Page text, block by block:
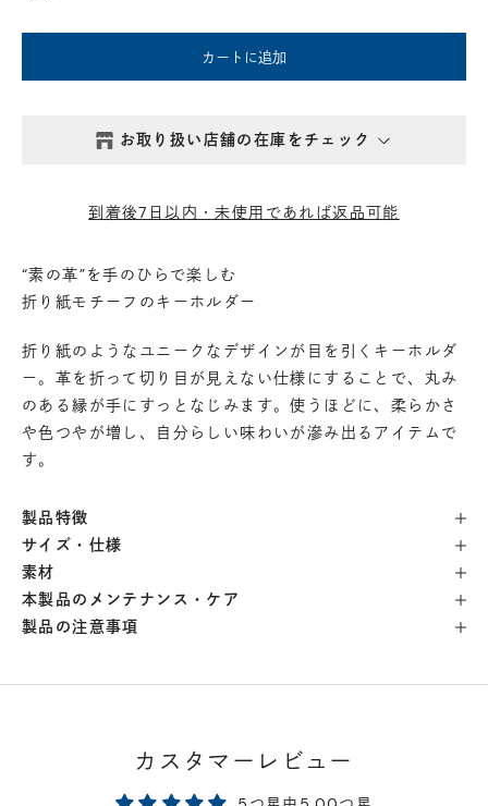
カートに追加
お取り扱い店舗の在庫をチェック
丸の内店 - 在庫 - △
渋谷店- 在庫 - △
六本木店- 在庫 -△
自由が丘店
横浜店- 在庫 -
軽井澤工房店- 在庫 -△
- 在庫 - △
到着後7日以内・未使用であれば返品可能
“素の革”を手のひらで楽しむ
折り紙モチーフのキーホルダー
折り紙のようなユニークなデザインが目を引くキーホルダ
ー。革を折って切り目が見えない仕様にすることで、丸み
のある縁が手にすっとなじみます。使うほどに、柔らかさ
や色つやが増し、自分らしい味わいが滲み出るアイテムで
す。
製品特徴
サイズ・仕様
素材
本製品のメンテナンス・ケア
製品の注意事項
カスタマーレビュー